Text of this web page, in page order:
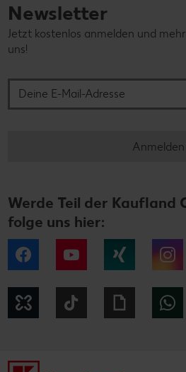
Newsletter
Jetzt kostenlos anmelden und
uns!
Anmelden
Werde Teil der Kaufland
folge uns hier:
Facebook YouTube
Kununu Giphy